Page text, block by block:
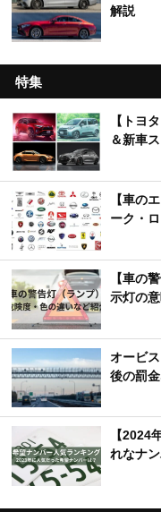
解説
特集
【トヨ
＆新車
【車の
ーク・
【車の
示灯の
オービ
後の罰
【2024
れなナ